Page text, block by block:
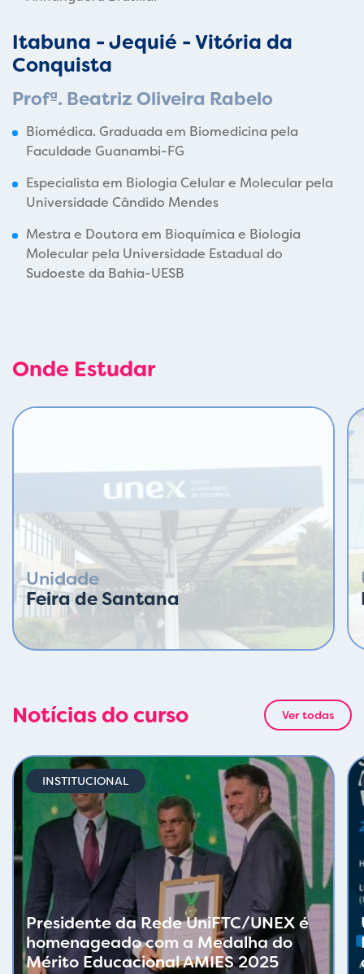
Itabuna - Jequié - Vitória da
Conquista
Profª. Beatriz Oliveira Rabelo
Biomédica. Graduada em Biomedicina pela
Faculdade Guanambi-FG
Especialista em Biologia Celular e Molecular pela
Universidade Cândido Mendes
Mestra e Doutora em Bioquímica e Biologia
Molecular pela Universidade Estadual do
Sudoeste da Bahia-UESB
Onde Estudar
Unidade
Feira de Santana
Notícias do curso Ver todas
INSTITUCIONAL
Presidente da Rede UniFTC/UNEX é
homenageado com a Medalha do
Mérito Educacional AMIES 2025